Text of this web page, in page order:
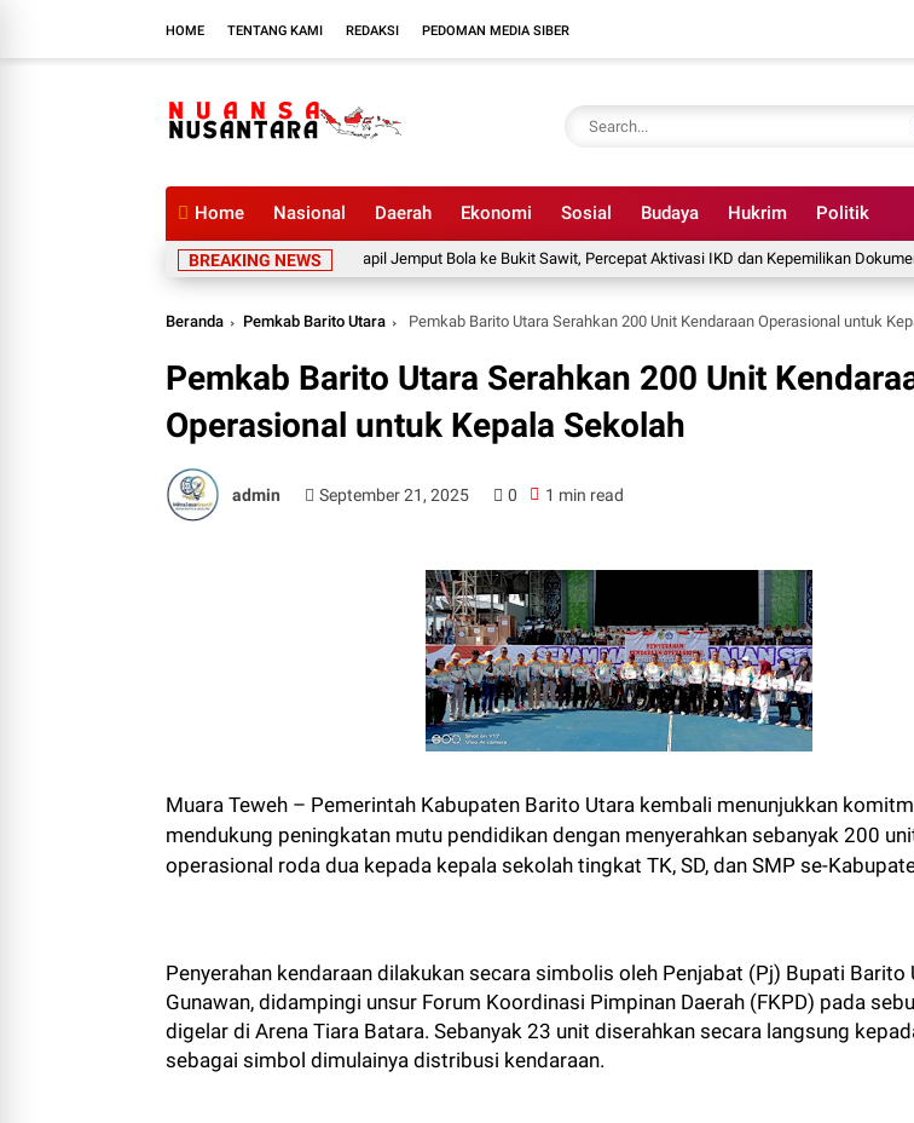
HOME TENTANG KAMI REDAKSI PEDOMAN MEDIA SIBER
Home Nasional Daerah Ekonomi Sosial Budaya Hukrim Politik
BREAKING NEWS
Disdukcapil Jemput Bola ke Bukit Sawit, Percepat Aktivasi IKD dan Kepemilikan Dokumen Warga
Beranda Pemkab Barito Utara Pemkab Barito Utara Serahkan 200 Unit Kendaraan Operasional untuk
Pemkab Barito Utara Serahkan 200 Unit
Operasional untuk Kepala Sekolah
admin September 21, 2025 0 1 min read
Muara Teweh – Pemerintah Kabupaten Barito Utara kembali menunjukkan
mendukung peningkatan mutu pendidikan dengan menyerahkan sebanyak 200
operasional roda dua kepada kepala sekolah tingkat TK, SD, dan SMP se-
Penyerahan kendaraan dilakukan secara simbolis oleh Penjabat (Pj) Bupati Barito
Gunawan, didampingi unsur Forum Koordinasi Pimpinan Daerah (FKPD) pada
digelar di Arena Tiara Batara. Sebanyak 23 unit diserahkan secara langsung
sebagai simbol dimulainya distribusi kendaraan.